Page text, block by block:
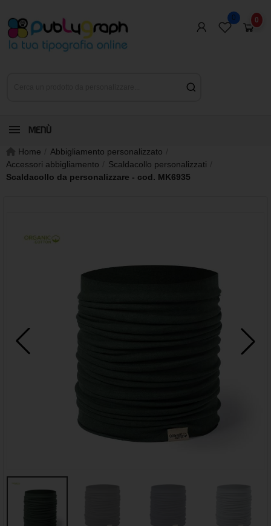
0 0
MENÙ
Home
Abbigliamento personalizzato
Accessori abbigliamento
Scaldacollo personalizzati
Scaldacollo da personalizzare - cod. MK6935